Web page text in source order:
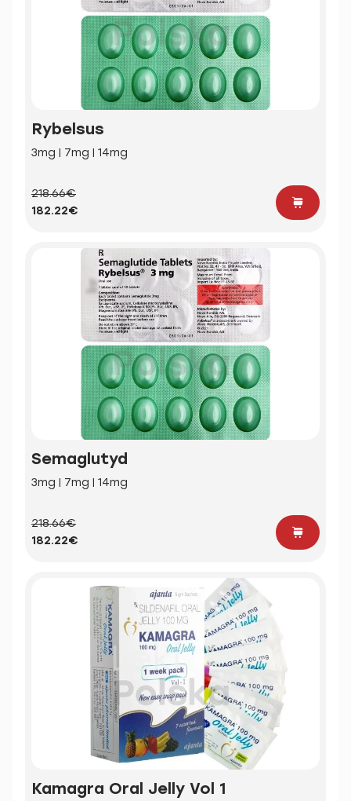
Rybelsus
3mg | 7mg | 14mg
218.66€
182.22€
Semaglutyd
3mg | 7mg | 14mg
218.66€
182.22€
Kamagra Oral Jelly Vol 1